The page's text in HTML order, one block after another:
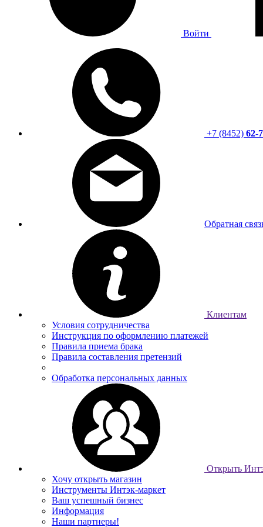
Войти
+7 (8452) 62-
Обратная
Клиентам
Условия сотрудничества
Инструкция по оформлению платежей
Правила приема брака
Правила составления претензий
Обработка персональных данных
Открыть
Хочу открыть магазин
Инструменты Интэк-маркет
Ваш успешный бизнес
Информация
Наши партнеры!